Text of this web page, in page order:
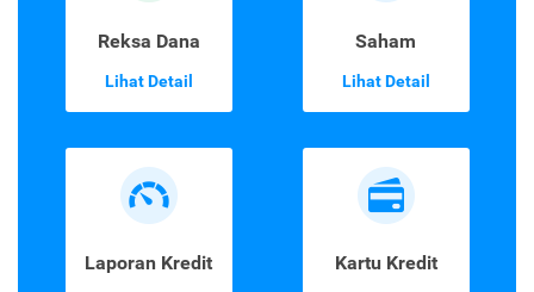
Reksa Dana
Lihat Detail
Saham
Lihat Detail
Laporan Kredit Kartu Kredit